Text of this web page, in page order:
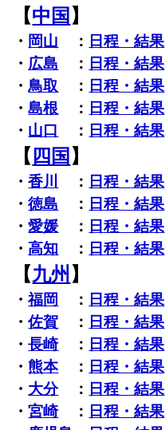
【中国 】
・ 岡山 ： 日程・結果
・ 広島 ： 日程・結果
・ 鳥取 ： 日程・結果
・島根 ： 日程・結果
・ 山口 ： 日程・結果
【 四国 】
・香川 ： 日程・結果
・徳島 ： 日程・結果
・愛媛 ： 日程・結果
・高知 ： 日程・結果
【九州 】
・福岡 ： 日程・結果
・佐賀 ： 日程・結果
・長崎： 日程・結果
・ 熊本： 日程・結果
・ 大分： 日程・結果
・宮崎： 日程・結果